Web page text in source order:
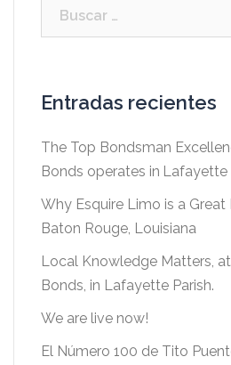
Entradas recientes
The Top Bondsman
Bonds operates in Lafayette
Why Esquire Limo is a Great
Baton Rouge, Louisiana
Local Knowledge Matters,
Bonds, in Lafayette Parish.
We are live now!
El Número 100 de Tito